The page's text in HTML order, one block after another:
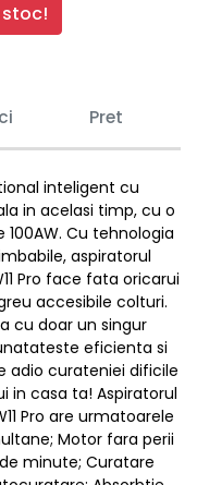
Pret
inteligent cu
in acelasi timp, cu o
Cu tehnologia
aspiratorul
Pro face fata oricarui
accesibile colturi.
cu doar un singur
eficienta si
adio curateniei dificile
in casa ta! Aspiratorul
Pro are urmatoarele
Motor fara perii
minute; Curatare